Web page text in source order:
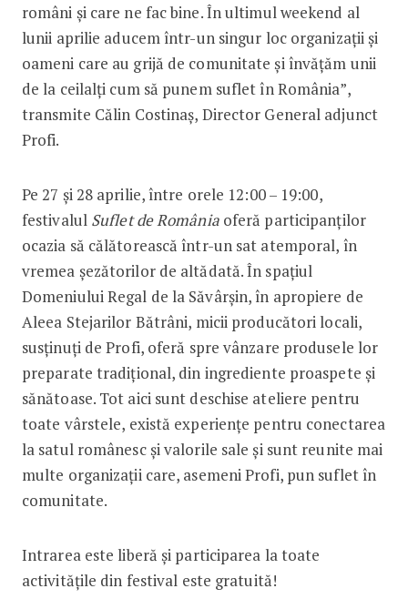
români și care ne fac bine. În ultimul weekend al
lunii aprilie aducem într-un singur loc organizații și
oameni care au grijă de comunitate și învățăm unii
de la ceilalți cum să punem suflet în România”,
transmite Călin Costinaș, Director General adjunct
Profi.
Pe 27 și 28 aprilie, între orele 12:00 – 19:00,
festivalul Suflet de Româniaoferă participanților
ocazia să călătorească într-un sat atemporal, în
vremea șezătorilor de altădată. În spațiul
Domeniului Regal de la Săvârșin, în apropiere de
Aleea Stejarilor Bătrâni, micii producători locali,
susținuți de Profi, oferă spre vânzare produsele lor
preparate tradițional, din ingrediente proaspete și
sănătoase. Tot aici sunt deschise ateliere pentru
toate vârstele, există experiențe pentru conectarea
la satul românesc și valorile sale și sunt reunite mai
multe organizații care, asemeni Profi, pun suflet în
comunitate.
Intrarea este liberă și participarea la toate
activitățile din festival este gratuită!